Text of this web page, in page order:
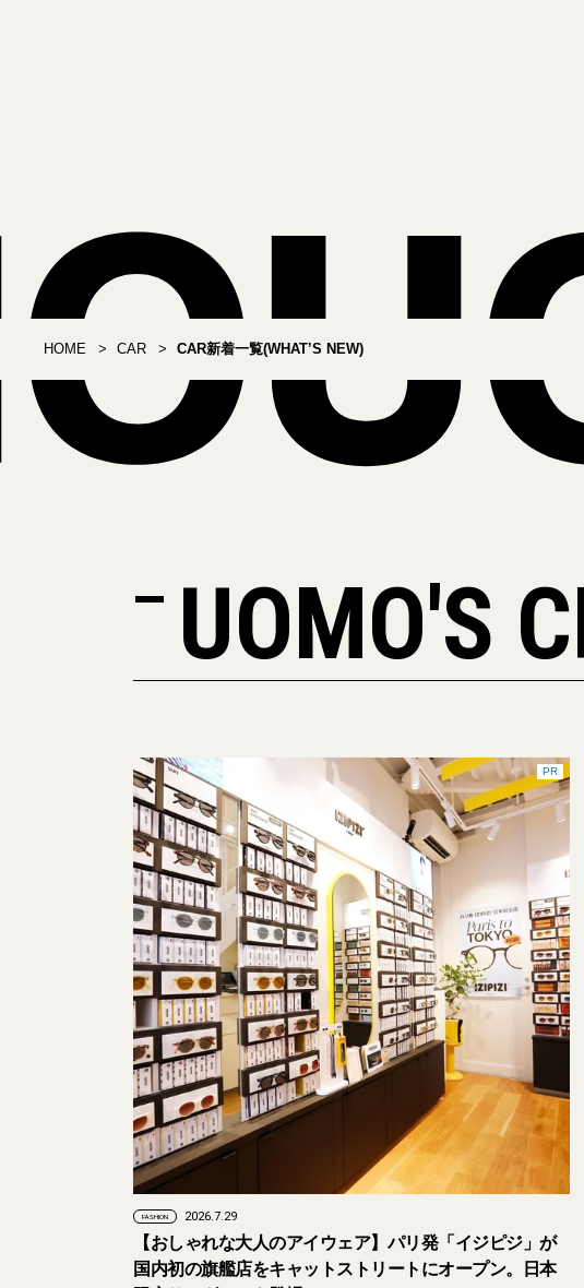
HOME CAR CAR新着一覧(WHAT’S NEW)
UOMO'S
PR
FASHION 2026.7.29
【おしゃれな大人のアイウェア】パリ発「イジピジ」が
国内初の旗艦店をキャットストリートにオープン。日本